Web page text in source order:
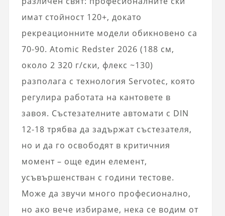
имат стойност 120+, докато
рекреационните модели обикновено са
70-90. Atomic Redster 2026 (188 см,
около 2 320 г/ски, флекс ~130)
разполага с технология Servotec, която
регулира работата на кантовете в
завоя. Състезателните автомати с DIN
12-18 трябва да задържат състезателя,
но и да го освободят в критичния
момент – още един елемент,
усъвършенстван с години тестове.
Може да звучи много професионално,
но ако вече избираме, нека се водим от